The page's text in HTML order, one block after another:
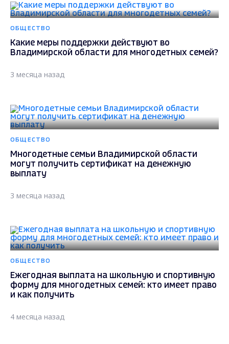
ОБЩЕСТВО
Какие меры поддержки действуют во
Владимирской области для многодетных семей?
3 месяца назад
ОБЩЕСТВО
Многодетные семьи Владимирской области
могут получить сертификат на денежную
выплату
3 месяца назад
ОБЩЕСТВО
Ежегодная выплата на школьную и спортивную
форму для многодетных семей: кто имеет право
и как получить
4 месяца назад